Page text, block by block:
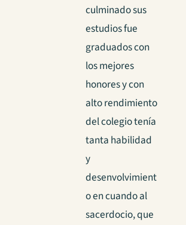
culminado sus
estudios fue
graduados con
los mejores
honores y con
alto rendimiento
del colegio tenía
tanta habilidad
y
desenvolvimient
o en cuando al
sacerdocio, que